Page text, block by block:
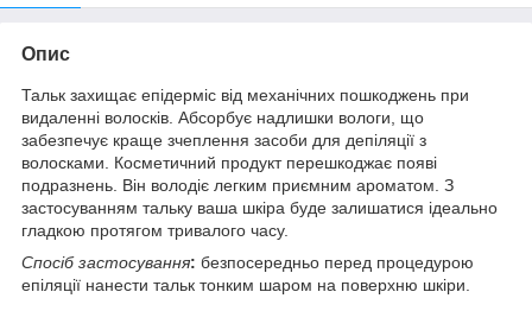
Опис
Тальк захищає епідерміс від механічних пошкоджень при
видаленні волосків. Абсорбує надлишки вологи, що
забезпечує краще зчеплення засоби для депіляції з
волосками. Косметичний продукт перешкоджає появі
подразнень. Він володіє легким приємним ароматом. З
застосуванням тальку ваша шкіра буде залишатися ідеально
гладкою протягом тривалого часу.
Спосіб застосування: безпосередньо перед процедурою
епіляції нанести тальк тонким шаром на поверхню шкіри.